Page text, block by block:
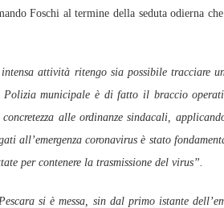
Foschi al termine della seduta odierna
intensa attività ritengo sia possibile tracciare
municipale è di fatto il braccio
concretezza alle ordinanze sindacali,
all’emergenza coronavirus è stato
per contenere la trasmissione del virus”.
si è messa, sin dal primo istante